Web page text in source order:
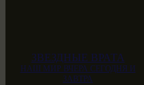
ЗВЕЗДНЫЕ ВРАТА
НАШ МИР ВЧЕРА СЕГОДНЯ И
ЗАВТРА